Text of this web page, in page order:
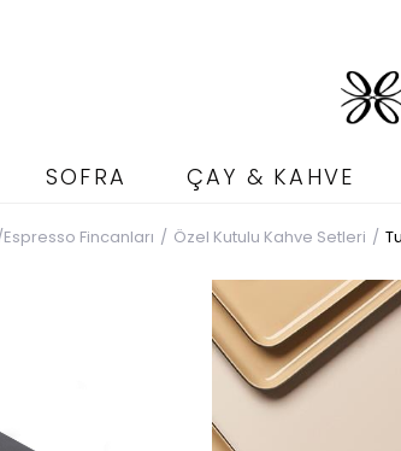
SOFRA ÇAY & KAHVE
Fincanları Özel Kutulu Kahve Setleri